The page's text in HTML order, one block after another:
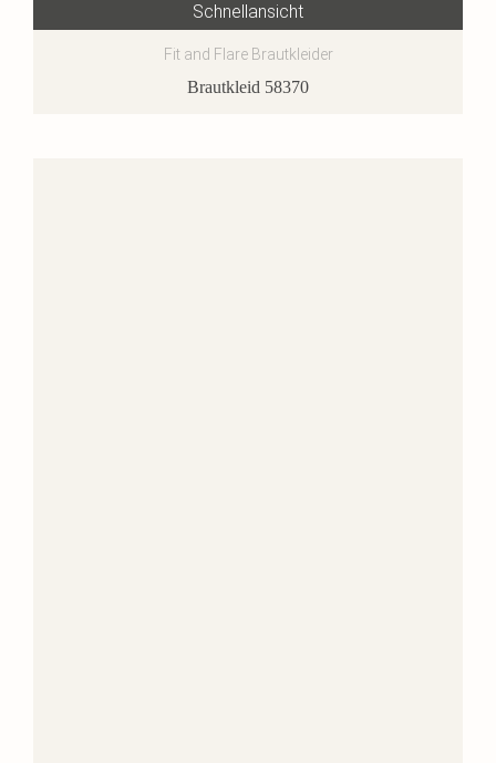
Schnellansicht
Fit and Flare Brautkleider
Brautkleid 58370